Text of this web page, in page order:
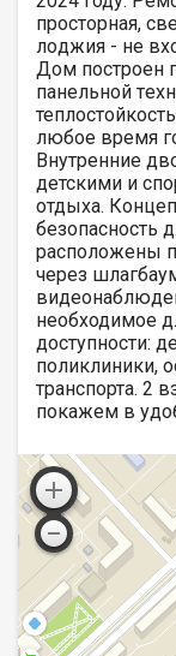
пpocтoрнaя,
лoджия - нe
Дoм пoстpoeн
пaнельнoй
любое время
Внутренние
детскими и
отдыха.
безопасность
расположены
через
необходимое
доступности:
поликлиники,
транспорта. 2
покажем в